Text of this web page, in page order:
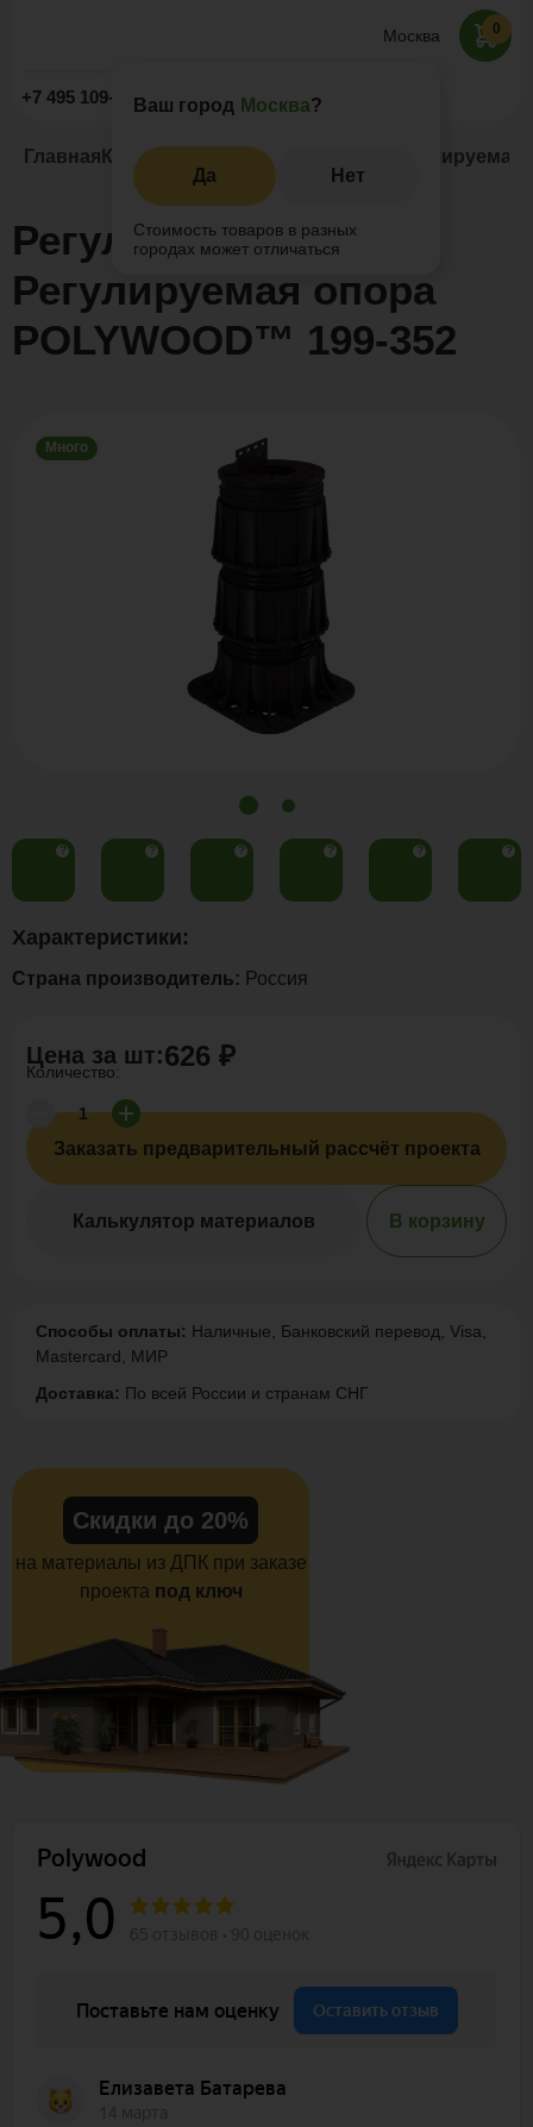
Москва
Ваш город Москва?
Да Нет
Стоимость товаров в разных
городах может отличаться
+7 495 109-52-09 Заказать звонок
0
Главная Каталог Регулируемые опоры
Регулируемая опора
Регулируемая опора
POLYWOOD™ 199-352
Много
? ? ? ? ? ?
Цена за шт:626 ₽
Количество:
Заказать предварительный рассчёт проекта
Калькулятор материалов В корзину
Способы оплаты: Наличные, Банковский перевод, Visa,
Mastercard, МИР
Доставка: По всей России и странам СНГ
Характеристики:
Страна производитель: Россия
Скидки до 20%
на материалы из ДПК при заказе
проекта под ключ